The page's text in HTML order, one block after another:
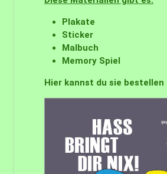
Plakate
Sticker
Malbuch
Memory Spiel
Hier kannst du sie bestellen